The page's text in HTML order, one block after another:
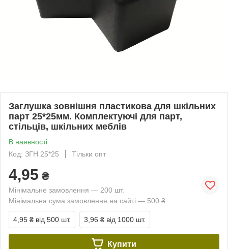
Заглушка зовнішня пластикова для шкільних
парт 25*25мм. Комплектуючі для парт,
стільців, шкільних меблів
В наявності
Код: ЗГН 25*25
Тільки опт
4,95 ₴
Мінімальне замовлення — 200 шт.
Мінімальна сума замовлення на сайті — 500 ₴
4,95 ₴ від 500 шт. 3,96 ₴ від 1000 шт.
Купити